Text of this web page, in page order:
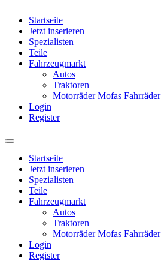
Startseite
Jetzt inserieren
Spezialisten
Teile
Fahrzeugmarkt
Autos
Traktoren
Motorräder Mofas Fahrräder
Login
Register
Startseite
Jetzt inserieren
Spezialisten
Teile
Fahrzeugmarkt
Autos
Traktoren
Motorräder Mofas Fahrräder
Login
Register